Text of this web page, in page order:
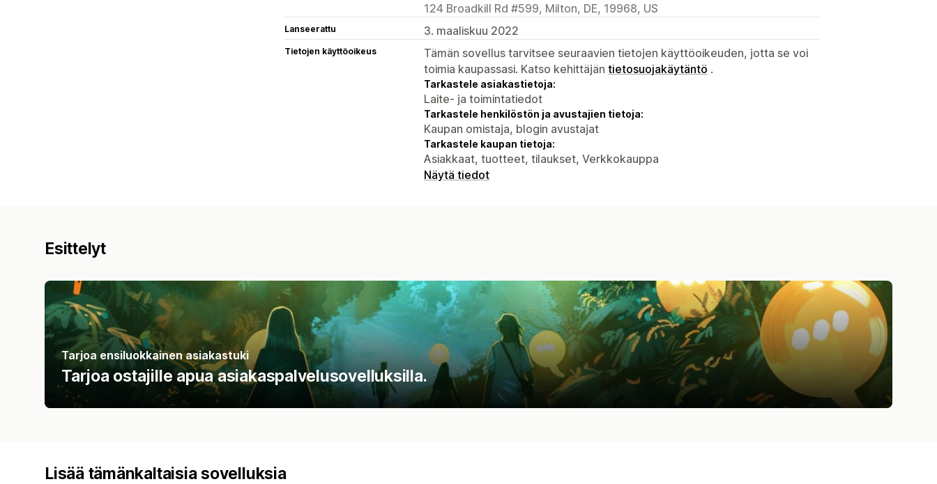
124 Broadkill Rd #599, Milton, DE, 19968, US
Lanseerattu 3. maaliskuu 2022
Tietojen käyttöoikeus
Tämän sovellus tarvitsee seuraavien tietojen käyttöoikeuden, jotta se voi
toimia kaupassasi. Katso kehittäjän tietosuojakäytäntö .
Tarkastele asiakastietoja:
Laite- ja toimintatiedot
Tarkastele henkilöstön ja avustajien tietoja:
Kaupan omistaja, blogin avustajat
Tarkastele kaupan tietoja:
Asiakkaat, tuotteet, tilaukset, Verkkokauppa
Näytä tiedot
Esittelyt
Tarjoa ensiluokkainen asiakastuki
Tarjoa ostajille apua asiakaspalvelusovelluksilla.
Lisää tämänkaltaisia sovelluksia